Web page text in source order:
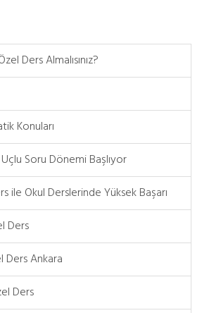
Ders Almalısınız?
Konuları
Soru Dönemi Başlıyor
ile Okul Derslerinde Yüksek Başarı
Ders
Ankara
Ders